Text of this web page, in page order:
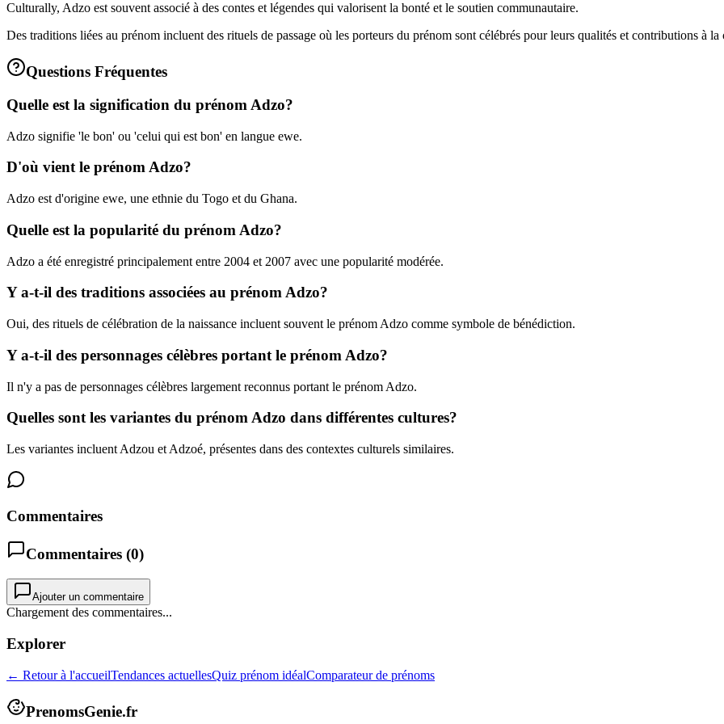
Culturally, Adzo est souvent associé à des contes et légendes qui valorisent la bonté et le soutien communautaire.
Des traditions liées au prénom incluent des rituels de passage où les porteurs du prénom sont célébrés pour leurs qualités et contributions à la
Questions Fréquentes
Quelle est la signification du prénom Adzo?
Adzo signifie 'le bon' ou 'celui qui est bon' en langue ewe.
D'où vient le prénom Adzo?
Adzo est d'origine ewe, une ethnie du Togo et du Ghana.
Quelle est la popularité du prénom Adzo?
Adzo a été enregistré principalement entre 2004 et 2007 avec une popularité modérée.
Y a-t-il des traditions associées au prénom Adzo?
Oui, des rituels de célébration de la naissance incluent souvent le prénom Adzo comme symbole de bénédiction.
Y a-t-il des personnages célèbres portant le prénom Adzo?
Il n'y a pas de personnages célèbres largement reconnus portant le prénom Adzo.
Quelles sont les variantes du prénom Adzo dans différentes cultures?
Les variantes incluent Adzou et Adzoé, présentes dans des contextes culturels similaires.
Commentaires
Commentaires (0)
Ajouter un commentaire
Chargement des commentaires...
Explorer
← Retour à l'accueilTendances actuellesQuiz prénom idéalComparateur de prénoms
PrenomsGenie.fr